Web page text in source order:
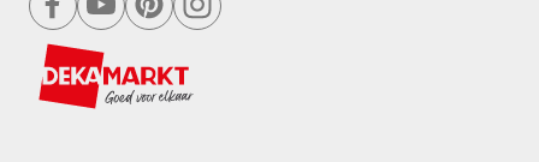
facebookyoutubepinterestinstagram